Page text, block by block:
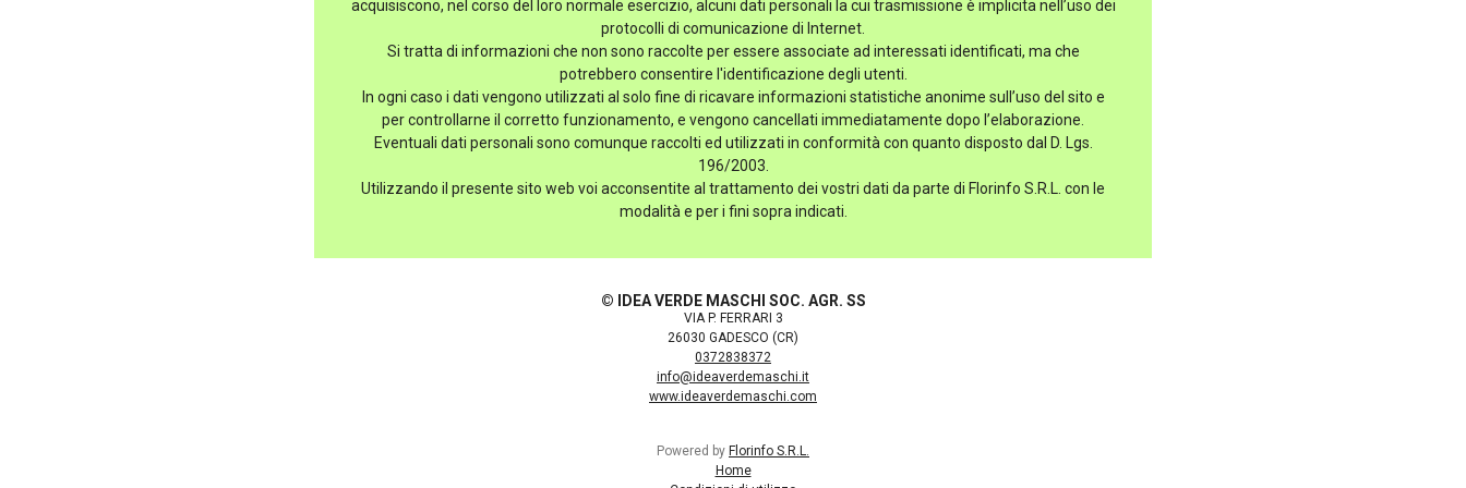
acquisiscono, nel corso del loro normale esercizio, alcuni dati personali la cui trasmissione è implicita nell’uso dei
protocolli di comunicazione di Internet.
Si tratta di informazioni che non sono raccolte per essere associate ad interessati identificati, ma che
potrebbero consentire l'identificazione degli utenti.
In ogni caso i dati vengono utilizzati al solo fine di ricavare informazioni statistiche anonime sull’uso del sito e
per controllarne il corretto funzionamento, e vengono cancellati immediatamente dopo l’elaborazione.
Eventuali dati personali sono comunque raccolti ed utilizzati in conformità con quanto disposto dal D. Lgs.
196/2003.
Utilizzando il presente sito web voi acconsentite al trattamento dei vostri dati da parte di Florinfo S.R.L. con le
modalità e per i fini sopra indicati.
© IDEA VERDE MASCHI SOC. AGR. SS
VIA P. FERRARI 3
26030 GADESCO (CR)
0372838372
info@ideaverdemaschi.it
www.ideaverdemaschi.com
Powered by Florinfo S.R.L.
Home